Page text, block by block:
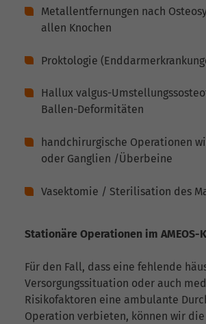
Metallentfernungen nach
allen Knochen
Proktologie
Hallux valgus-
Ballen-Deformitäten
handchirurgische Operationen
oder Ganglien /Überbeine
Vasektomie / Sterilisation des
Stationäre Operationen im AMEOS-
Für den Fall, dass eine fehlende
Versorgungssituation oder auch
Risikofaktoren eine ambulante
Operation verbieten, können wir